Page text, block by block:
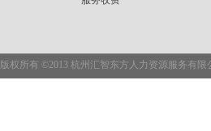
版权所有 ©2013 杭州汇智东方人力资源服务有限